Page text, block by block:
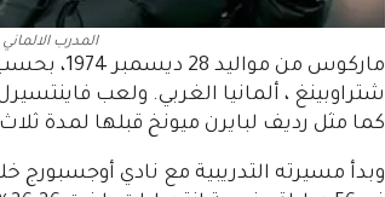
المدرب
ماركوس من مواليد 28 ديسمبر 1974، بحسب موقع
كما مثل رديف لبايرن ميونخ قبلها لمدة